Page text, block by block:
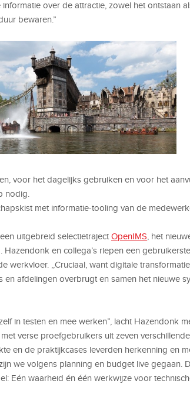
over de attractie, zowel het ontstaan
bewaren.”
voor het dagelijks gebruiken en voor het
nodig.
met informatie-tooling van de
uitgebreid selectietraject OpenIMS , het
Hazendonk en collega’s riepen een
werkvloer. ,,Cruciaal, want digitale
en afdelingen overbrugt en samen het nieuwe
in testen en mee werken”, lacht Hazendonk
verse proefgebruikers uit zeven
en de praktijkcases leverden herkenning en
we volgens planning en budget live gegaan.
Eén waarheid én één werkwijze voor